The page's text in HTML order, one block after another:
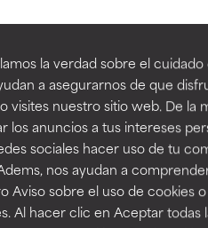
la verdad sobre el
a asegurarnos de que
visites nuestro sitio web. De la
los anuncios a tus intereses
sociales hacer uso de tu
nos ayudan a
Aviso sobre el uso de cookies
Al hacer clic en Aceptar
BACK TO
to assess ingredients in
tan beneficiosos como los de la
la estabilidad o la absorción
ciertas limitaciones en cuanto
básicos o que no cuentan con
tan beneficiosos como los de la
la estabilidad o la absorción
ciertas limitaciones en cuanto
básicos o que no cuentan con